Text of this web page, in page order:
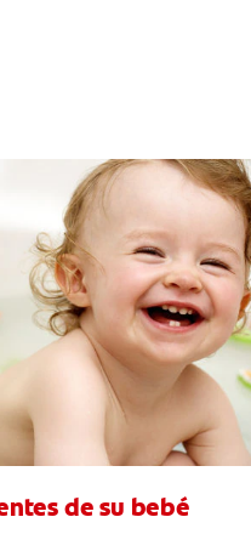
de su bebé